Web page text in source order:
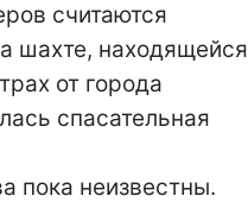
считаются
шахте, находящейся
от города
спасательная
пока неизвестны.